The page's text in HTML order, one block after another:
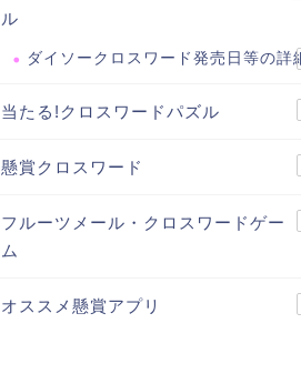
ル
ダイソークロスワード発売日等の詳
当たる!クロスワードパズル
懸賞クロスワード
フルーツメール・クロスワードゲー
ム
オススメ懸賞アプリ